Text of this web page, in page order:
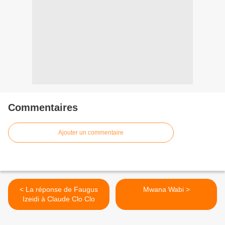
Commentaires
Ajouter un commentaire
< La réponse de Faugus
Izeidi à Claude Clo Clo
Mwana Wabi >